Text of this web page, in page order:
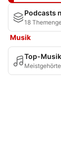
Podcasts
18
Musik
Top-Musik